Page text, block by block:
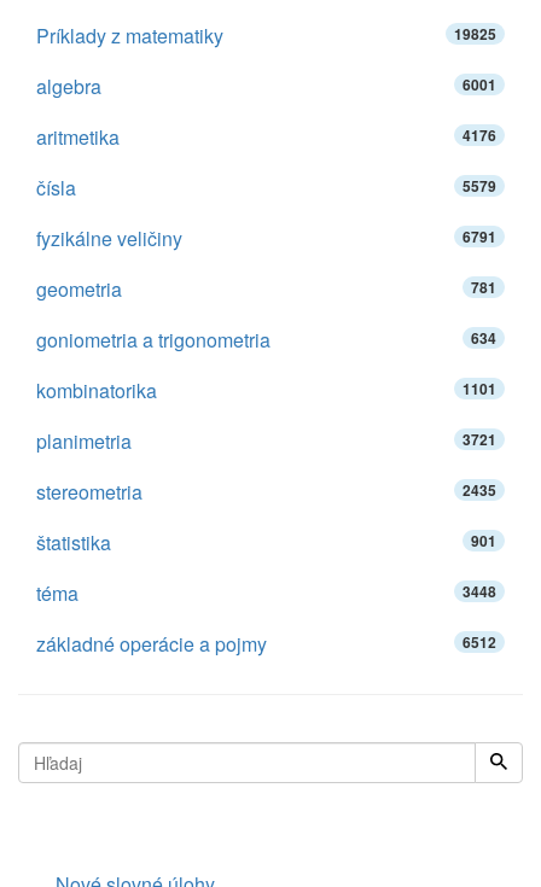
Príklady z matematiky 19825
algebra 6001
aritmetika 4176
čísla 5579
fyzikálne veličiny 6791
geometria 781
goniometria a trigonometria 634
kombinatorika 1101
planimetria 3721
stereometria 2435
štatistika 901
téma 3448
základné operácie a pojmy 6512